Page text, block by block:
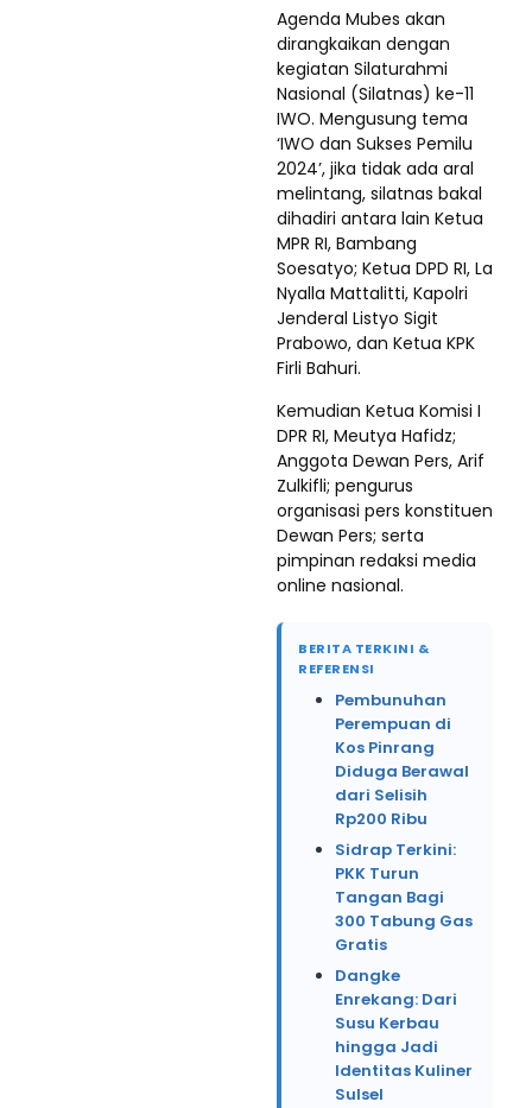
Agenda Mubes akan
dirangkaikan dengan
kegiatan Silaturahmi
Nasional (Silatnas) ke-11
IWO. Mengusung tema
‘IWO dan Sukses Pemilu
2024’, jika tidak ada aral
melintang, silatnas bakal
dihadiri antara lain Ketua
MPR RI, Bambang
Soesatyo; Ketua DPD RI, La
Nyalla Mattalitti, Kapolri
Jenderal Listyo Sigit
Prabowo, dan Ketua KPK
Firli Bahuri.
Kemudian Ketua Komisi I
DPR RI, Meutya Hafidz;
Anggota Dewan Pers, Arif
Zulkifli; pengurus
organisasi pers konstituen
Dewan Pers; serta
pimpinan redaksi media
online nasional.
BERITA TERKINI &
REFERENSI
Pembunuhan
Perempuan di
Kos Pinrang
Diduga Berawal
dari Selisih
Rp200 Ribu
Sidrap Terkini:
PKK Turun
Tangan Bagi
300 Tabung Gas
Gratis
Dangke
Enrekang: Dari
Susu Kerbau
hingga Jadi
Identitas Kuliner
Sulsel